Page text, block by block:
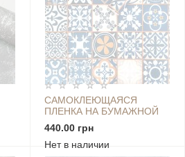
САМОКЛЕЮЩАЯСЯ
ПЛЕНКА НА БУМАЖНОЙ
ОСНОВЕ ВИНТАЖНАЯ
СИНЯЯ МОЗАИКА
0.45Х10M SW-00000787
440.00 грн
Нет в наличии